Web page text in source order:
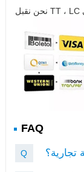
FAQ
Q